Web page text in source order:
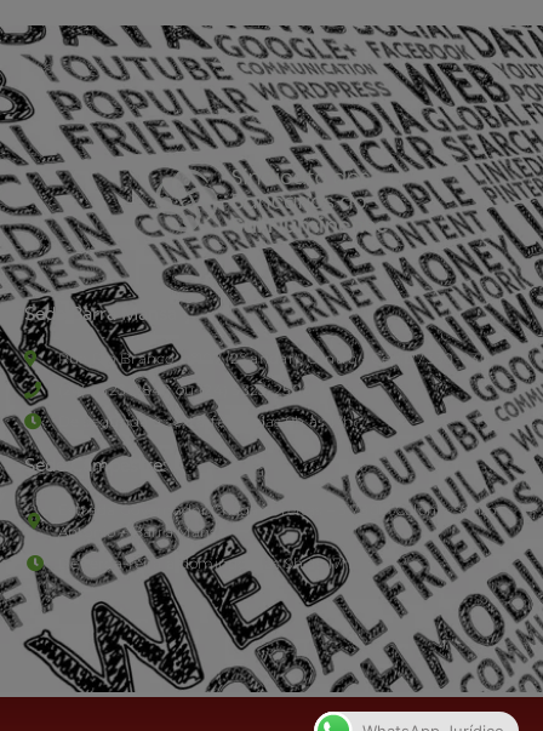
Sede Barra Mansa
Rua Rio Branco, nº107 (2º andar), Centro - Cep: 27.330-030
(24) 3323-2848 ou (24) 3323-2500
De segunda à sexta-feira , das 9h às 17h.
Sede Campestre:
Estrada Governador Chagas Freitas – 3.780 – Colônia Santo
Antônio – Barra Mansa
De terça-feira a domingo, das 9h às 17h